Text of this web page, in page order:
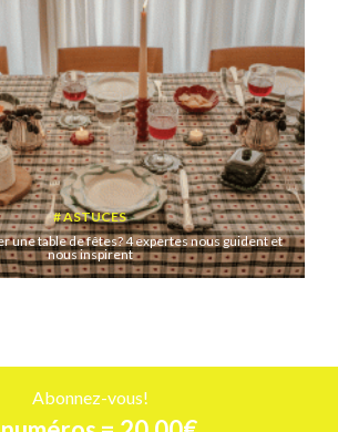
ASTUCES
une table de fêtes? 4 expertes nous guident et
nous inspirent
Abonnez-vous!